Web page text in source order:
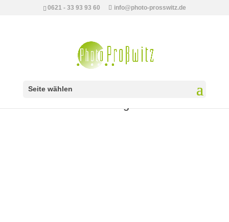
0621 - 33 93 93 60 info@photo-prosswitz.de
Seite wählen